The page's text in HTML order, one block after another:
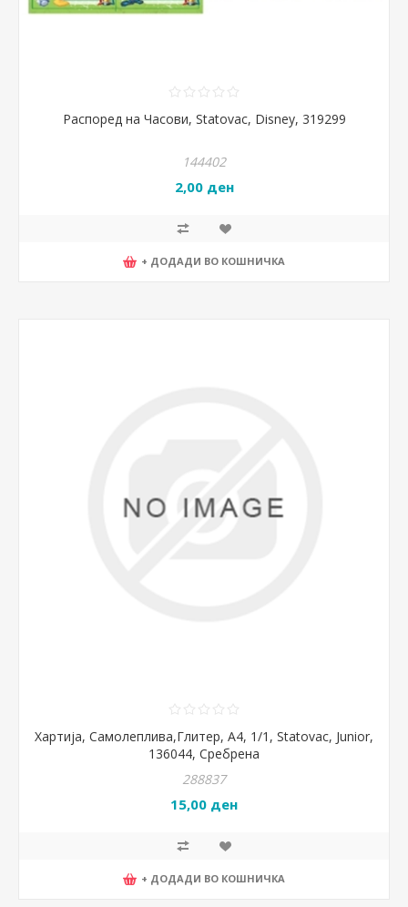
Распоред на Часови, Statovac, Disney, 319299
144402
2,00 ден
+ ДОДАДИ ВО КОШНИЧКА
Хартија, Самолеплива,Глитер, А4, 1/1, Statovac, Junior,
136044, Сребрена
288837
15,00 ден
+ ДОДАДИ ВО КОШНИЧКА